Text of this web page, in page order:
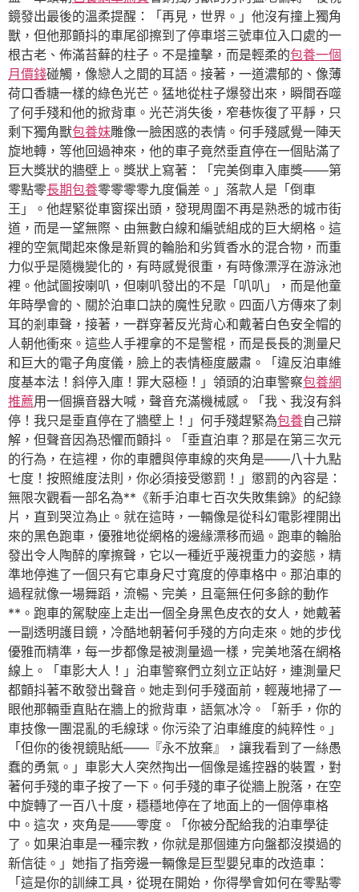
鏡發出最後的溫柔提醒：「再見，世界。」他沒有撞上獨角
獸，但他那顫抖的車尾卻擦到了停車塔三號車位入口處的一
根古老、佈滿苔蘚的柱子。不是撞擊，而是輕柔的包養一個
月價錢碰觸，像戀人之間的耳語。接著，一道濃郁的、像薄
荷口香糖一樣的綠色光芒。猛地從柱子爆發出來，瞬間吞噬
了何手殘和他的掀背車。光芒消失後，窄巷恢復了平靜，只
剩下獨角獸包養妹雕像一臉困惑的表情。何手殘感覺一陣天
旋地轉，等他回過神來，他的車子竟然垂直停在一個貼滿了
巨大獎狀的牆壁上。獎狀上寫著：「完美倒車入庫獎——第
零點零長期包養零零零零九度偏差。」落款人是「倒車
王」。他趕緊從車窗探出頭，發現周圍不再是熟悉的城市街
道，而是一望無際、由無數白線和編號組成的巨大網格。這
裡的空氣聞起來像是新買的輪胎和劣質香水的混合物，而重
力似乎是隨機變化的，有時感覺很重，有時像漂浮在游泳池
裡。他試圖按喇叭，但喇叭發出的不是「叭叭」，而是他童
年時學會的、關於泊車口訣的魔性兒歌。四面八方傳來了刺
耳的剎車聲，接著，一群穿著反光背心和戴著白色安全帽的
人朝他衝來。這些人手裡拿的不是警棍，而是長長的測量尺
和巨大的電子角度儀，臉上的表情極度嚴肅。「違反泊車維
度基本法！斜停入庫！罪大惡極！」領頭的泊車警察包養網
推薦用一個擴音器大喊，聲音充滿機械感。「我、我沒有斜
停！我只是垂直停在了牆壁上！」何手殘趕緊為包養自己辯
解，但聲音因為恐懼而顫抖。「垂直泊車？那是在第三次元
的行為，在這裡，你的車體與停車線的夾角是——八十九點
七度！按照維度法則，你必須接受懲罰！」懲罰的內容是：
無限次觀看一部名為**《新手泊車七百次失敗集錦》的紀錄
片，直到哭泣為止。就在這時，一輛像是從科幻電影裡開出
來的黑色跑車，優雅地從網格的邊緣漂移而過。跑車的輪胎
發出令人陶醉的摩擦聲，它以一種近乎蔑視重力的姿態，精
準地停進了一個只有它車身尺寸寬度的停車格中。那泊車的
過程就像一場舞蹈，流暢、完美，且毫無任何多餘的動作
**。跑車的駕駛座上走出一個全身黑色皮衣的女人，她戴著
一副透明護目鏡，冷酷地朝著何手殘的方向走來。她的步伐
優雅而精準，每一步都像是被測量過一樣，完美地落在網格
線上。「車影大人！」泊車警察們立刻立正站好，連測量尺
都顫抖著不敢發出聲音。她走到何手殘面前，輕蔑地掃了一
眼他那輛垂直貼在牆上的掀背車，語氣冰冷。「新手，你的
車技像一團混亂的毛線球。你污染了泊車維度的純粹性。」
「但你的後視鏡貼紙——『永不放棄』，讓我看到了一絲愚
蠢的勇氣。」車影大人突然掏出一個像是遙控器的裝置，對
著何手殘的車子按了一下。何手殘的車子從牆上脫落，在空
中旋轉了一百八十度，穩穩地停在了地面上的一個停車格
中。這次，夾角是——零度。「你被分配給我的泊車學徒
了。如果泊車是一種宗教，你就是那個連方向盤都沒摸過的
新信徒。」她指了指旁邊一輛像是巨型嬰兒車的改造車：
「這是你的訓練工具，從現在開始，你得學會如何在零點零